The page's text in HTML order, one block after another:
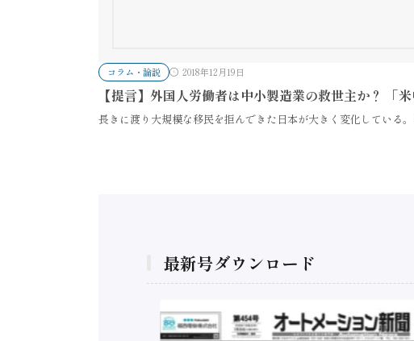
コラム・論説 2018年12月19日
【提言】外国人労働者は中小製造業の救世主か？
長きに渡り大規模な移民を拒んできた日本が大きく変化している
最新号ダウンロード